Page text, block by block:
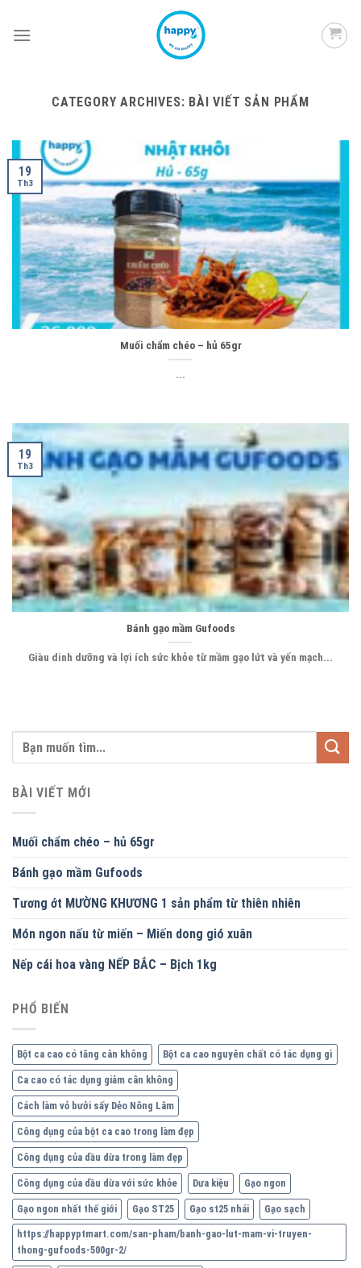
CATEGORY ARCHIVES: BÀI VIẾT SẢN PHẨM
Muối chẩm chéo – hủ 65gr
...
19
Th3
Bánh gạo mầm Gufoods
Giàu dinh dưỡng và lợi ích sức khỏe từ mầm gạo lứt và yến mạch...
19
Th3
BÀI VIẾT MỚI
Muối chẩm chéo – hủ 65gr
Bánh gạo mầm Gufoods
Tương ớt MƯỜNG KHƯƠNG 1 sản phẩm từ thiên nhiên
Món ngon nấu từ miến – Miến dong gió xuân
Nếp cái hoa vàng NẾP BẮC – Bịch 1kg
PHỔ BIẾN
Bột ca cao có tăng cân không Bột ca cao nguyên chất có tác dụng gì
Ca cao có tác dụng giảm cân không
Cách làm vỏ bưởi sấy Dẻo Nông Lâm
Công dụng của bột ca cao trong làm đẹp
Công dụng của dầu dừa trong làm đẹp
Công dụng của dầu dừa với sức khỏe Dưa kiệu Gạo ngon
Gạo ngon nhất thế giới Gạo ST25 Gạo st25 nhái Gạo sạch
https://happyptmart.com/san-pham/banh-gao-lut-mam-vi-truyen-
thong-gufoods-500gr-2/